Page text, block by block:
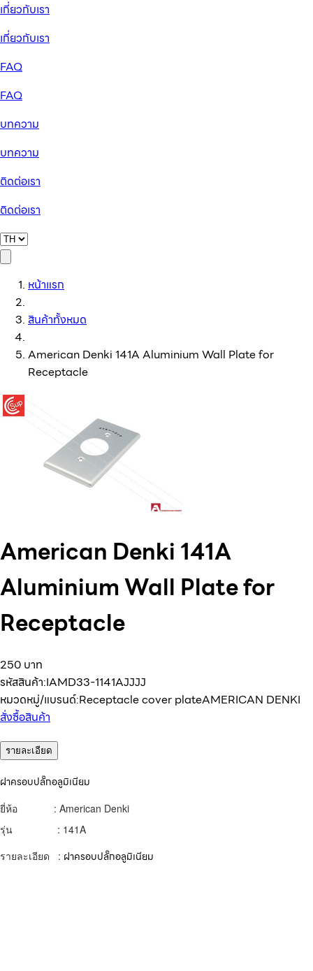
เกี่ยวกับเรา
เกี่ยวกับเรา
FAQ
FAQ
บทความ
บทความ
ติดต่อเรา
ติดต่อเรา
หน้าแรก
สินค้าทั้งหมด
American Denki 141A Aluminium Wall Plate for
Receptacle
American Denki 141A
Aluminium Wall Plate for
Receptacle
250 บาท
รหัสสินค้า:IAMD33-1141AJJJJ
หมวดหมู่/แบรนด์:Receptacle cover plateAMERICAN DENKI
สั่งซื้อสินค้า
รายละเอียด
ฝาครอบปลั๊กอลูมิเนียม
ยี่ห้อ : American Denki
รุ่น : 141A
รายละเอียด : ฝาครอบปลั๊กอลูมิเนียม